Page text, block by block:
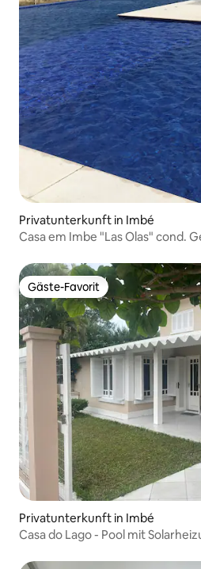
Privatunterkunft in Imbé
Casa em Imbe "Las Olas" cond.
Gäste-Favorit
Gäste-Favorit
Privatunterkunft in Imbé
Casa do Lago - Pool mit